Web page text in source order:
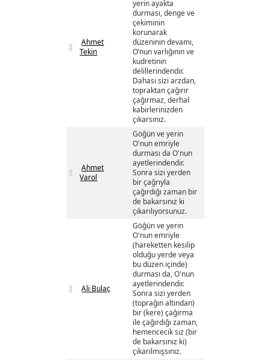
Ahmet
Tekin
yerin ayakta
durması, denge ve
çekiminin
korunarak
düzeninin devamı,
O’nun varlığının ve
kudretinin
delillerindendir.
Dahası sizi arzdan,
topraktan çağırır
çağırmaz, derhal
kabirlerinizden
çıkarsınız.
Ahmet
Varol
Göğün ve yerin
O'nun emriyle
durması da O'nun
ayetlerindendir.
Sonra sizi yerden
bir çağrıyla
çağırdığı zaman bir
de bakarsınız ki
çıkarılıyorsunuz.
Ali Bulaç
Göğün ve yerin
O'nun emriyle
(hareketten kesilip
olduğu yerde veya
bu düzen içinde)
durması da, O'nun
ayetlerindendir.
Sonra sizi yerden
(toprağın altından)
bir (kere) çağırma
ile çağırdığı zaman,
hemencecik siz (bir
de bakarsınız ki)
çıkarılmışsınız.